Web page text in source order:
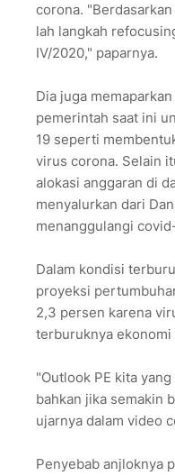
corona.
lah langkah
IV/2020," paparnya.
Dia juga
pemerintah saat ini
19 seperti
virus corona. Selain
alokasi anggaran di
menyalurkan dari
menanggulangi
Dalam kondisi
proyeksi
2,3 persen karena
terburuknya
"Outlook PE kita
bahkan jika semakin
ujarnya dalam video
Penyebab anjloknya